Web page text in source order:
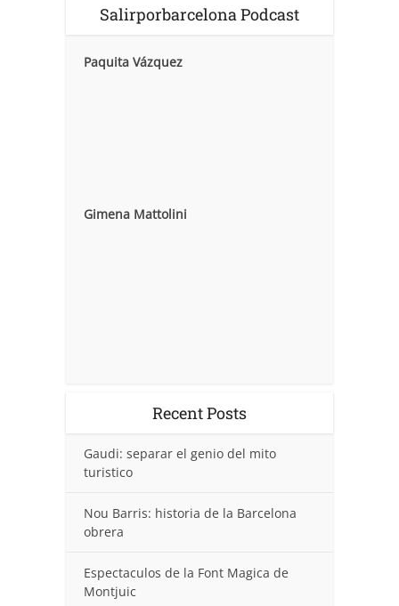
Salirporbarcelona Podcast
Paquita Vázquez
Gimena Mattolini
Recent Posts
Gaudi: separar el genio del mito
turistico
Nou Barris: historia de la Barcelona
obrera
Espectaculos de la Font Magica de
Montjuic